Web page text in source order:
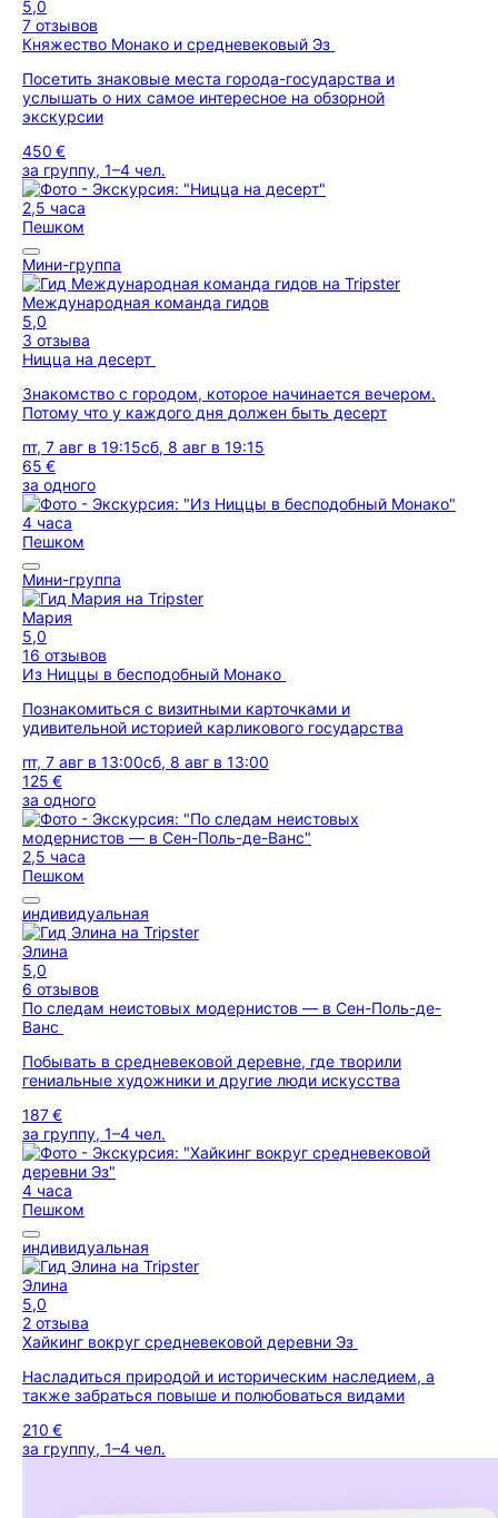
5,0
7 отзывов
Княжество Монако и средневековый Эз
Посетить знаковые места города-государства и
услышать о них самое интересное на обзорной
экскурсии
450 €
за группу, 1–4 чел.
2,5 часа
Пешком
Мини-группа
Международная команда гидов
5,0
3 отзыва
Ницца на десерт
Знакомство с городом, которое начинается вечером.
Потому что у каждого дня должен быть десерт
пт, 7 авг в 19:15сб, 8 авг в 19:15
65 €
за одного
4 часа
Пешком
Мини-группа
Мария
5,0
16 отзывов
Из Ниццы в бесподобный Монако
Познакомиться с визитными карточками и
удивительной историей карликового государства
пт, 7 авг в 13:00сб, 8 авг в 13:00
125 €
за одного
2,5 часа
Пешком
индивидуальная
Элина
5,0
6 отзывов
По следам неистовых модернистов — в Сен-Поль-де-
Ванс
Побывать в средневековой деревне, где творили
гениальные художники и другие люди искусства
187 €
за группу, 1–4 чел.
4 часа
Пешком
индивидуальная
Элина
5,0
2 отзыва
Хайкинг вокруг средневековой деревни Эз
Насладиться природой и историческим наследием, а
также забраться повыше и полюбоваться видами
210 €
за группу, 1–4 чел.